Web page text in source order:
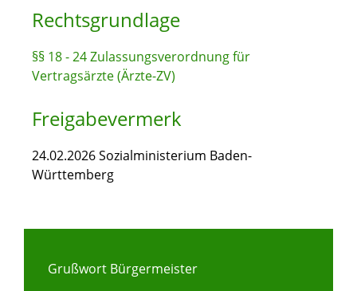
Rechtsgrundlage
§§ 18 - 24 Zulassungsverordnung für
Vertragsärzte (Ärzte-ZV)
Freigabevermerk
24.02.2026 Sozialministerium Baden-
Württemberg
Grußwort Bürgermeister